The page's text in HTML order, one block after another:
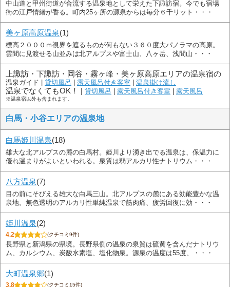
中山道と甲州街道が合流する温泉地として栄えた下諏訪宿。今でも宿場
街の江戸情緒が香る。町内25ヶ所の源泉からは毎分６千リット・・・
美ヶ原高原温泉(1)
標高２０００ｍ視界を遮るものが何もない３６０度大パノラマの高原。
雲間に見渡せる山並みは北アルプスや富士山、八ヶ岳、浅間山・・・
上諏訪・下諏訪・岡谷・霧ヶ峰・美ヶ原高原エリアの温泉宿の
温泉ガイド | 貸切風呂 | 露天風呂付き客室 | 温泉掛け流し
温泉でなくてもOK！ | 貸切風呂 | 露天風呂付き客室 | 露天風呂
※温泉宿以外も含まれます。
白馬・小谷エリアの温泉地
白馬姫川温泉(18)
雄大な北アルプスの麓の白馬村。姫川より湧き出でる温泉は、保温力に
優れ温まりがよいといわれる。泉質は弱アルカリ性ナトリウム・・・
八方温泉(7)
目の前にそびえる雄大な白馬三山。北アルプスの麓にある効能豊かな温
泉地。無色透明のアルカリ性単純温泉で筋肉痛、疲労回復に効・・・
姫川温泉(2)
4.2 (クチコミ9件)
長野県と新潟県の県境。長野県側の温泉の泉質は硫黄を含んだナトリウ
ム、カルシウム、炭酸水素塩、塩化物泉。源泉の温度は55度、・・・
大町温泉郷(1)
3.8 (クチコミ15件)